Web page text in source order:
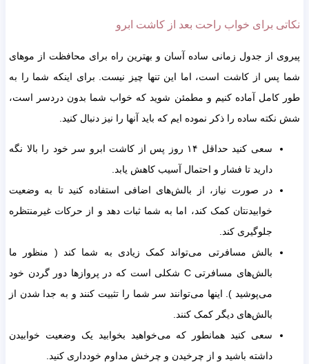
برای خواب راحت بعد از کاشت ابرو
از جدول زمانی ساده آسان و بهترین راه برای محافظت از موهای
از کاشت است، اما این تنها چیز نیست. برای اینکه شما را به
آماده کنیم و مطمئن شوید که خواب شما بدون دردسر است،
ساده را ذکر نموده ایم که باید آنها را نیز دنبال کنید.
سعی کنید حداقل ۱۴ روز پس از کاشت ابرو سر خود را بالا نگه
دارید تا فشار و احتمال آسیب کاهش یابد.
در صورت نیاز، از بالش‌های اضافی استفاده کنید تا به وضعیت
خوابیدنتان کمک کند، اما به شما ثبات دهد و از حرکات غیرمنتظره
جلوگیری کند.
بالش مسافرتی می‌تواند کمک زیادی به شما کند ( منظور ما
بالش‌های مسافرتی C شکلی است که در پروازها دور گردن خود
می‌پوشید ). اینها می‌توانند سر شما را تثبیت کنند و به جدا شدن از
بالش‌های دیگر کمک کنند.
سعی کنید همانطور که می‌خواهید بخوابید یک وضعیت خوابیدن
داشته باشید و از چرخیدن و چرخش مداوم خودداری کنید.